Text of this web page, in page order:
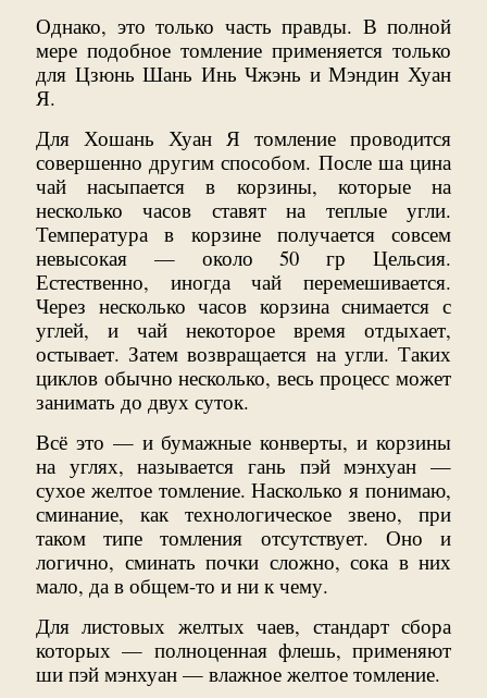
Однако, это только часть правды. В полной
мере подобное томление применяется только
для Цзюнь Шань Инь Чжэнь и Мэндин Хуан
Я.
Для Хошань Хуан Я томление проводится
совершенно другим способом. После ша цина
чай насыпается в корзины, которые на
несколько часов ставят на теплые угли.
Температура в корзине получается совсем
невысокая — около 50 гр Цельсия.
Естественно, иногда чай перемешивается.
Через несколько часов корзина снимается с
углей, и чай некоторое время отдыхает,
остывает. Затем возвращается на угли. Таких
циклов обычно несколько, весь процесс может
занимать до двух суток.
Всё это — и бумажные конверты, и корзины
на углях, называется гань пэй мэнхуан —
сухое желтое томление. Насколько я понимаю,
сминание, как технологическое звено, при
таком типе томления отсутствует. Оно и
логично, сминать почки сложно, сока в них
мало, да в общем-то и ни к чему.
Для листовых желтых чаев, стандарт сбора
которых — полноценная флешь, применяют
ши пэй мэнхуан — влажное желтое томление.